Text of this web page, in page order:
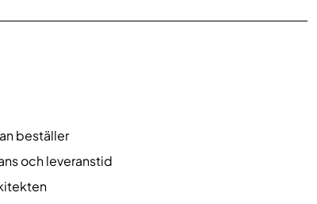
beställer
och leveranstid